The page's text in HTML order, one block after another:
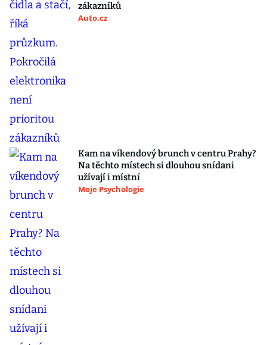
zákazníků
Auto.cz
Kam na víkendový brunch v centru Prahy?
Na těchto místech si dlouhou snídani
užívají i místní
Moje Psychologie